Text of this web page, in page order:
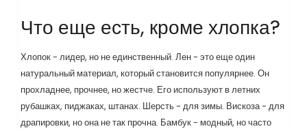
Что еще есть, кроме хлопка?
Хлопок - лидер, но не единственный. Лен - это еще один
натуральный материал, который становится популярнее. Он
прохладнее, прочнее, но жестче. Его используют в летних
рубашках, пиджаках, штанах. Шерсть - для зимы. Вискоза - для
драпировки, но она не так прочна. Бамбук - модный, но часто